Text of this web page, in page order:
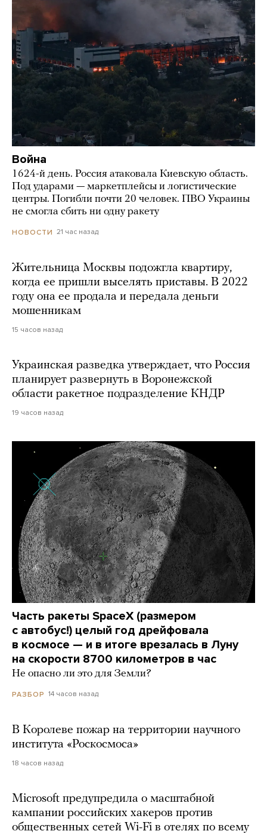
Война
1624-й день. Россия атаковала Киевскую область.
Под ударами — маркетплейсы и логистические
центры. Погибли почти 20 человек. ПВО Украины
не смогла сбить ни одну ракету
НОВОСТИ 21 час назад
Жительница Москвы подожгла квартиру,
когда ее пришли выселять приставы. В 2022
году она ее продала и передала деньги
мошенникам
15 часов назад
Украинская разведка утверждает, что Россия
планирует развернуть в Воронежской
области ракетное подразделение КНДР
19 часов назад
Часть ракеты SpaceX (размером
с автобус!) целый год дрейфовала
в космосе — и в итоге врезалась в Луну
на скорости 8700 километров в час
Не опасно ли это для Земли?
РАЗБОР 14 часов назад
В Королеве пожар на территории научного
института «Роскосмоса»
18 часов назад
Microsoft предупредила о масштабной
кампании российских хакеров против
общественных сетей Wi-Fi в отелях по всему